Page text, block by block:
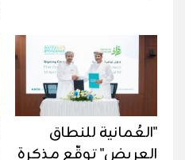
"العُمانية للنطاق
العريض" توقّع مذكرة